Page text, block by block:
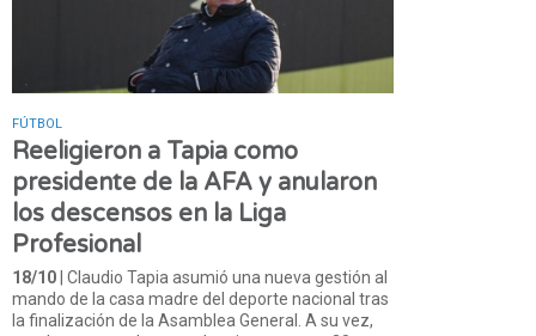
FÚTBOL
Reeligieron a Tapia como
presidente de la AFA y anularon
los descensos en la Liga
Profesional
18/10| Claudio Tapia asumió una nueva gestión al
mando de la casa madre del deporte nacional tras
la finalización de la Asamblea General. A su vez,